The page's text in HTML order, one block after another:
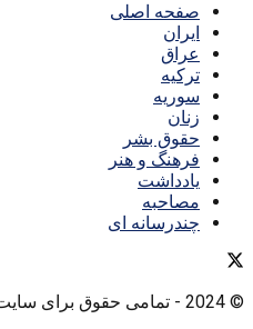
صفحه اصلی
ایران
عراق
ترکیه
سوریه
زنان
حقوق بشر
فرهنگ و هنر
یادداشت
مصاحبه
چندرسانه ای
© 2024 - تمامی حقوق برای